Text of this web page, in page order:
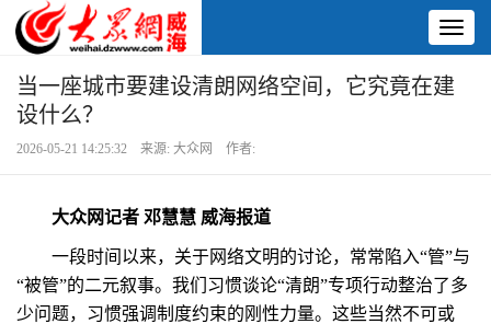
当一座城市要建设清朗网络空间，它究竟在建
设什么？
2026-05-21 14:25:32 来源: 大众网 作者:
大众网记者 邓慧慧 威海报道
一段时间以来，关于网络文明的讨论，常常陷入“管”与
“被管”的二元叙事。我们习惯谈论“清朗”专项行动整治了多
少问题，习惯强调制度约束的刚性力量。这些当然不可或